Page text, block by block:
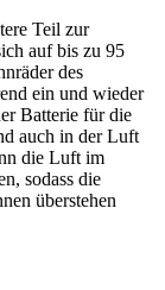
Teil zur
auf bis zu 95
des
ein und wieder
Batterie für die
auch in der Luft
die Luft im
sodass die
überstehen